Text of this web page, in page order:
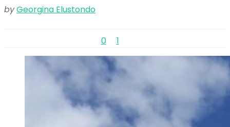
byGeorgina Elustondo
0 1